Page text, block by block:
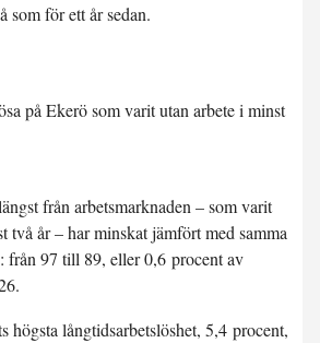
som för ett år sedan.
från arbetsmarknaden – som varit
två år – har minskat jämfört med samma
från 97 till 89, eller 0,6 procent av
högsta långtidsarbetslöshet, 5,4 procent,